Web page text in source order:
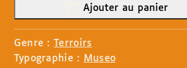
Ajouter au panier
Genre :Terroirs
Typographie : Museo